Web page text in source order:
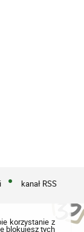
kanał RSS
korzystanie z
blokujesz tych